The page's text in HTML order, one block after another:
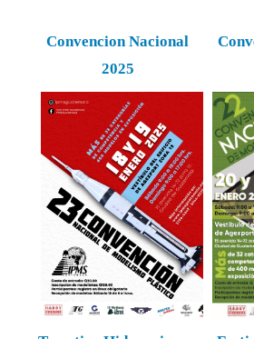
Convencion Nacional
2025